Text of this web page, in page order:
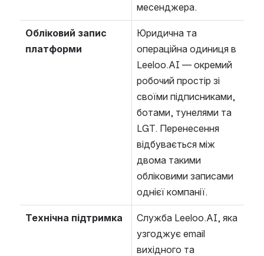
месенджера.
Обліковий запис
платформи
Юридична та
операційна одиниця в
Leeloo.AI — окремий
робочий простір зі
своїми підписниками,
ботами, тунелями та
LGT. Перенесення
відбувається між
двома такими
обліковими записами
однієї компанії.
Технічна підтримка
Служба Leeloo.AI, яка
узгоджує email
вихідного та